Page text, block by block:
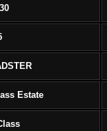
Estate